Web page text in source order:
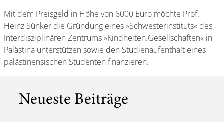
Mit dem Preisgeld in Höhe von 6000 Euro möchte Prof.
Heinz Sünker die Gründung eines »Schwesterinstituts« des
Interdisziplinären Zentrums »Kindheiten.Gesellschaften« in
Palästina unterstützen sowie den Studienaufenthalt eines
palästinensischen Studenten finanzieren.
Neueste Beiträge